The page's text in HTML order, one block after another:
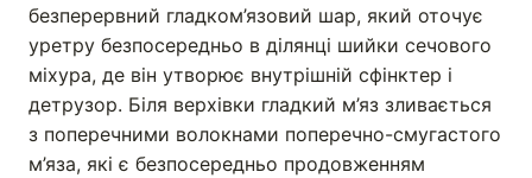
безперервний гладком’язовий шар, який оточує
уретру безпосередньо в ділянці шийки сечового
міхура, де він утворює внутрішній сфінктер і
детрузор. Біля верхівки гладкий м’яз зливається
з поперечними волокнами поперечно-смугастого
м’яза, які є безпосередньо продовженням